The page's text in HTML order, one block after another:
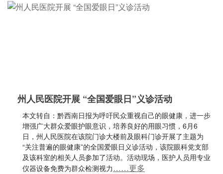
州人民医院开展 “全国爱眼日”义诊活动
本文转自：黔西南日报为呼吁民众重视自己的眼健康，进一步
增强广大群众爱眼护眼意识，培养良好的用眼习惯，6月6
日，州人民医院在该院门诊大楼前及眼科门诊开展了主题为
“关注普遍的眼健康”的全国爱眼日义诊活动，该院眼科党支部
及该科室的相关人员参加了活动。活动现场，医护人员用专业
仪器设备免费为群众检测视力……更多